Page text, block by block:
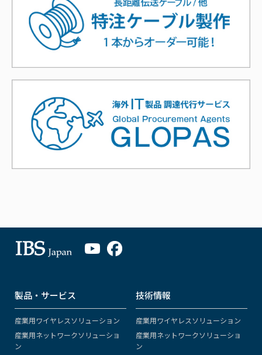
製品・サービス
産業用ワイヤレスソリューション
産業用ネットワークソリューショ
ン
技術情報
産業用ワイヤレスソリューション
産業用ネットワークソリューショ
ン